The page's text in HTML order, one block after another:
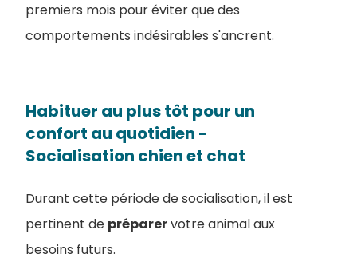
premiers mois pour éviter que des
comportements indésirables s'ancrent.
Habituer au plus tôt pour un
confort au quotidien -
Socialisation chien et chat
Durant cette période de socialisation, il est
pertinent de préparervotre animal aux
besoins futurs.